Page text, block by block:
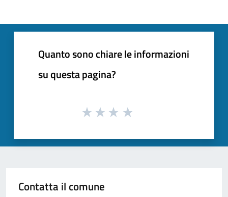
Quanto sono chiare le informazioni
su questa pagina?
Contatta il comune